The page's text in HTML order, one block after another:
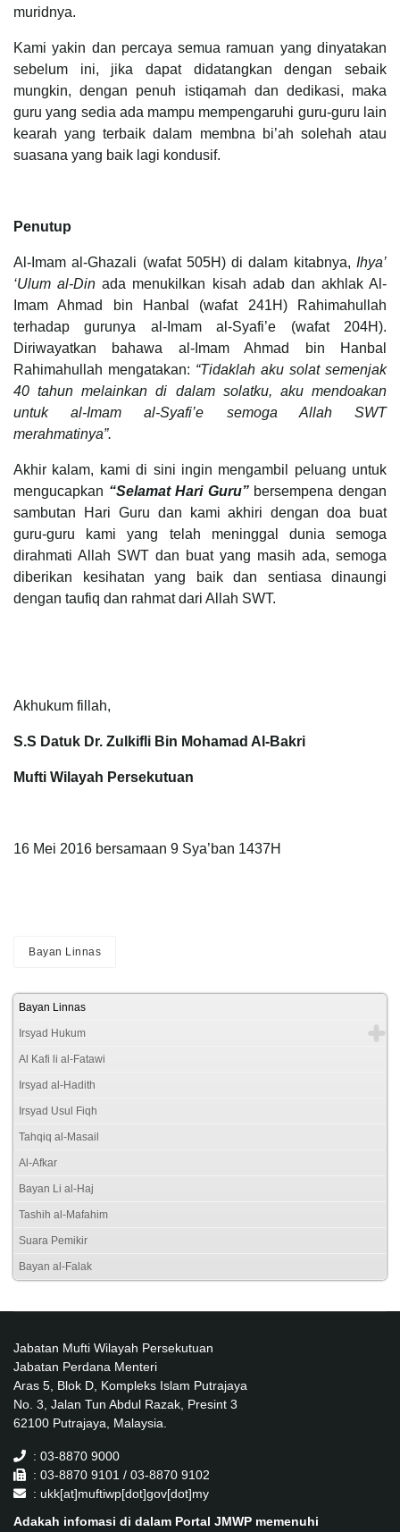
muridnya.
Kami yakin dan percaya semua ramuan yang dinyatakan
sebelum ini, jika dapat didatangkan dengan sebaik
mungkin, dengan penuh istiqamah dan dedikasi, maka
guru yang sedia ada mampu mempengaruhi guru-guru lain
kearah yang terbaik dalam membna bi’ah solehah atau
suasana yang baik lagi kondusif.
Penutup
Al-Imam al-Ghazali (wafat 505H) di dalam kitabnya, Ihya’
‘Ulum al-Din ada menukilkan kisah adab dan akhlak Al-
Imam Ahmad bin Hanbal (wafat 241H) Rahimahullah
terhadap gurunya al-Imam al-Syafi’e (wafat 204H).
Diriwayatkan bahawa al-Imam Ahmad bin Hanbal
Rahimahullah mengatakan: “Tidaklah aku solat semenjak
40 tahun melainkan di dalam solatku, aku mendoakan
untuk al-Imam al-Syafi’e semoga Allah SWT
merahmatinya”.
Akhir kalam, kami di sini ingin mengambil peluang untuk
mengucapkan “Selamat Hari Guru”bersempena dengan
sambutan Hari Guru dan kami akhiri dengan doa buat
guru-guru kami yang telah meninggal dunia semoga
dirahmati Allah SWT dan buat yang masih ada, semoga
diberikan kesihatan yang baik dan sentiasa dinaungi
dengan taufiq dan rahmat dari Allah SWT.
Akhukum fillah,
S.S Datuk Dr. Zulkifli Bin Mohamad Al-Bakri
Mufti Wilayah Persekutuan
16 Mei 2016 bersamaan 9 Sya’ban 1437H
Bayan Linnas
Bayan Linnas
Irsyad Hukum
Al Kafi li al-Fatawi
Irsyad al-Hadith
Irsyad Usul Fiqh
Tahqiq al-Masail
Al-Afkar
Bayan Li al-Haj
Tashih al-Mafahim
Suara Pemikir
Bayan al-Falak
Jabatan Mufti Wilayah Persekutuan
Jabatan Perdana Menteri
Aras 5, Blok D, Kompleks Islam Putrajaya
No. 3, Jalan Tun Abdul Razak, Presint 3
62100 Putrajaya, Malaysia.
: 03-8870 9000
: 03-8870 9101 / 03-8870 9102
: ukk[at]muftiwp[dot]gov[dot]my
Adakah infomasi di dalam Portal JMWP memenuhi